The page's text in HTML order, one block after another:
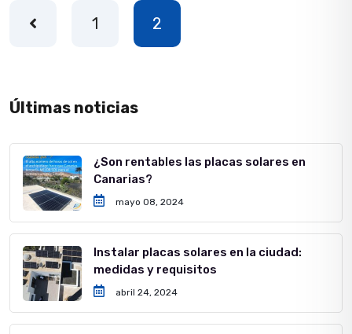
1 2
Últimas noticias
¿Son rentables las placas solares en
Canarias?
mayo 08, 2024
Instalar placas solares en la ciudad:
medidas y requisitos
abril 24, 2024